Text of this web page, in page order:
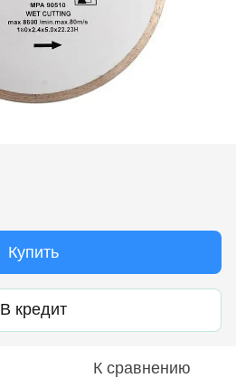
Купить
В кредит
К сравнению